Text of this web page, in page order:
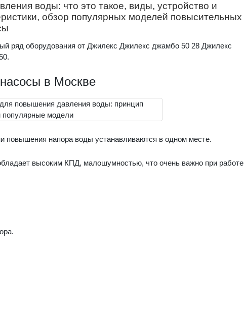
воды: что это такое, виды, устройство и
обзор популярных моделей повысительных
ряд оборудования от Джилекс Джилекс джамбо 50 28 Джилекс
в Москве
повышения напора воды устанавливаются в одном месте.
высоким КПД, малошумностью, что очень важно при работе